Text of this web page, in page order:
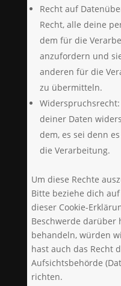
Recht auf
Recht, alle deine
dem für die
anzufordern und
anderen für die
zu übermitteln.
deiner Daten
dem, es sei denn
die Verarbeitung.
Um diese Rechte
Bitte beziehe dich
dieser Cookie-
Beschwerde darüber
behandeln, würden
hast auch das Recht
Aufsichtsbehörde
richten.